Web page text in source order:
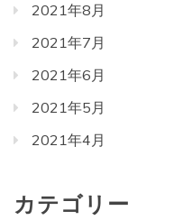
2021年8月
2021年7月
2021年6月
2021年5月
2021年4月
カテゴリー